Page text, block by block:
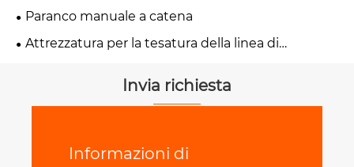
Paranco manuale a catena
Attrezzatura per la tesatura della linea di
Invia richiesta
Informazioni di